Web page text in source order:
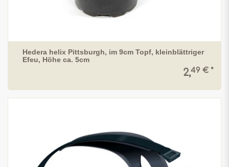
Hedera helix Pittsburgh, im 9cm Topf, kleinblättriger
Efeu, Höhe ca. 5cm
2,49 € *